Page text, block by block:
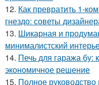
12. Как превратить 1-
гнездо: советы
13. Шикарная и
минималистский
14. Печь для гаража бу:
экономичное решение
15. Полное